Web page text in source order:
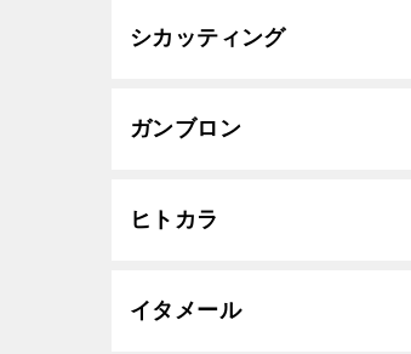
シカッティング
ガンブロン
ヒトカラ
イタメール